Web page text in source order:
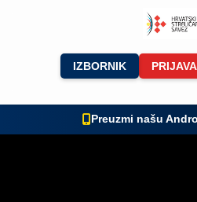
IZBORNIK PRIJAVA
Preuzmi našu